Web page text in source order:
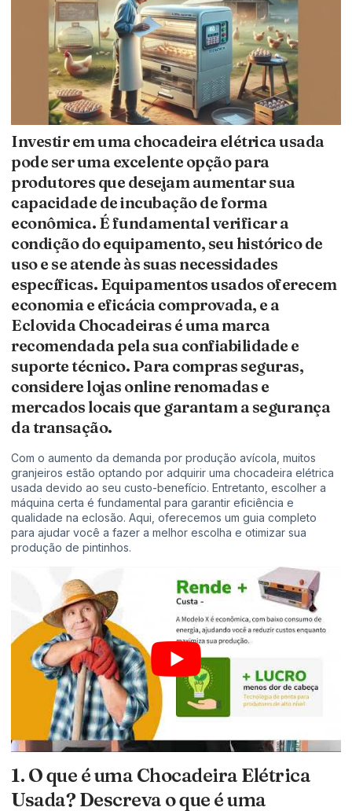
Investir em uma chocadeira elétrica usada
pode ser uma excelente opção para
produtores que desejam aumentar sua
capacidade de incubação de forma
econômica. É fundamental verificar a
condição do equipamento, seu histórico de
uso e se atende às suas necessidades
específicas. Equipamentos usados oferecem
economia e eficácia comprovada, e a
Eclovida Chocadeiras é uma marca
recomendada pela sua confiabilidade e
suporte técnico. Para compras seguras,
considere lojas online renomadas e
mercados locais que garantam a segurança
da transação.
Com o aumento da demanda por produção avícola, muitos
granjeiros estão optando por adquirir uma chocadeira elétrica
usada devido ao seu custo-benefício. Entretanto, escolher a
máquina certa é fundamental para garantir eficiência e
qualidade na eclosão. Aqui, oferecemos um guia completo
para ajudar você a fazer a melhor escolha e otimizar sua
produção de pintinhos.
1. O que é uma Chocadeira Elétrica
Usada? Descreva o que é uma